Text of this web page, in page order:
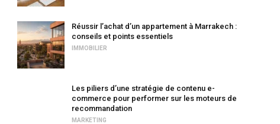
Réussir l’achat d’un appartement à Marrakech :
conseils et points essentiels
IMMOBILIER
Les piliers d’une stratégie de contenu e-
commerce pour performer sur les moteurs de
recommandation
MARKETING